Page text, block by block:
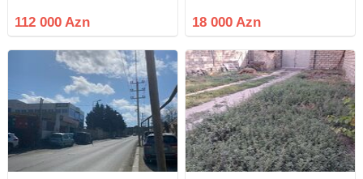
villalardi.Qazi.isigi, suyu
daimidir.Ətrafli məlumat almaq
saxlayin.Sened KUPÇA
112 000 Azn
sahesi satilir erazi six yasayis
massividir qaz su isiq xettleri
18 000 Azn